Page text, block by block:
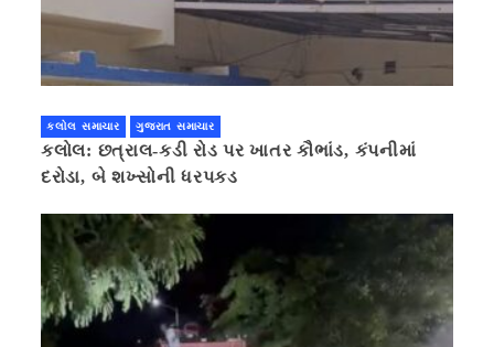
કલોલ સમાચાર ગુજરાત સમાચાર
કલોલ: છત્રાલ-કડી રોડ પર ખાતર કૌભાંડ, કંપનીમાં
દરોડા, બે શખ્સોની ધરપકડ